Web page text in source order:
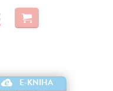
E-KNIHA